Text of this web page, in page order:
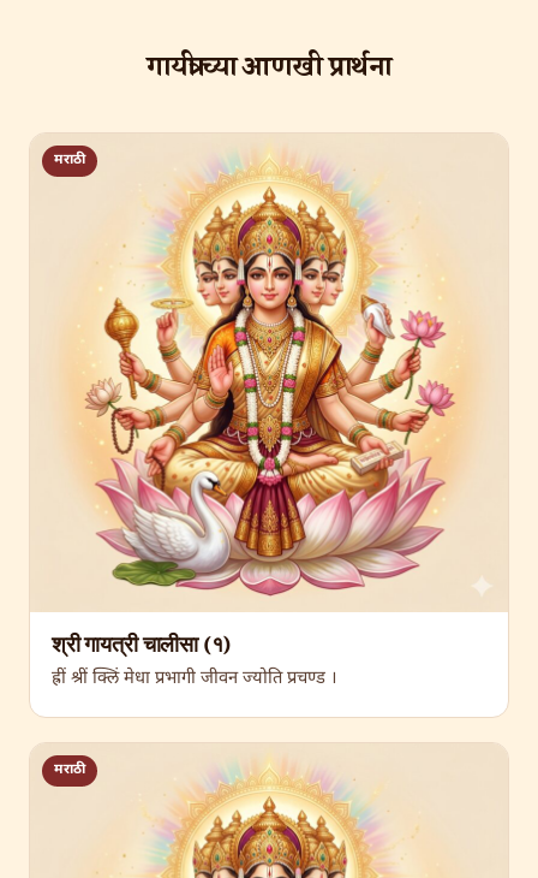
गायत्री च्या आणखी प्रार्थना
मराठी
श्री गायत्री चालीसा (१)
ह्रीं श्रीं क्लिं मेधा प्रभागी जीवन ज्योति प्रचण्ड ।
मराठी